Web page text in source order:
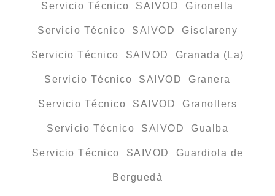
Servicio Técnico SAIVOD Gironella
Servicio Técnico SAIVOD Gisclareny
Servicio Técnico SAIVOD Granada (La)
Servicio Técnico SAIVOD Granera
Servicio Técnico SAIVOD Granollers
Servicio Técnico SAIVOD Gualba
Servicio Técnico SAIVOD Guardiola de
Berguedà